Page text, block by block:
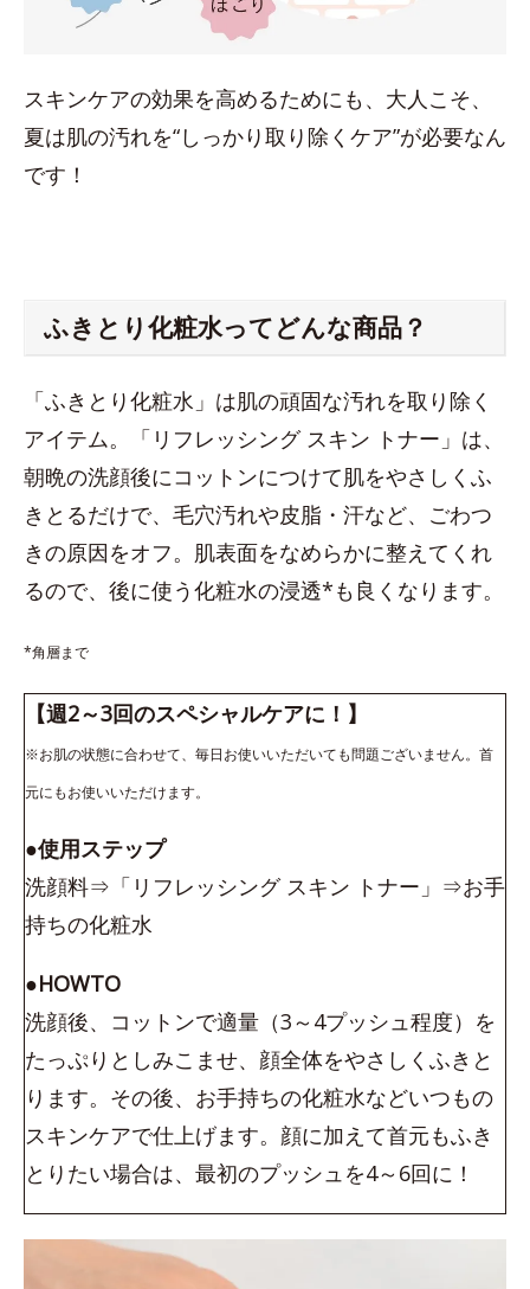
スキンケアの効果を高めるためにも、大人こそ、
夏は肌の汚れを“しっかり取り除くケア”が必要なん
です！
ふきとり化粧水ってどんな商品？
「ふきとり化粧水」は肌の頑固な汚れを取り除く
アイテム。「リフレッシング スキン トナー」は、
朝晩の洗顔後にコットンにつけて肌をやさしくふ
きとるだけで、毛穴汚れや皮脂・汗など、ごわつ
きの原因をオフ。肌表面をなめらかに整えてくれ
るので、後に使う化粧水の浸透*も良くなります。
*角層まで
【週2～3回のスペシャルケアに！】
※お肌の状態に合わせて、毎日お使いいただいても問題ございません。首
元にもお使いいただけます。
●使用ステップ
洗顔料⇒「リフレッシング スキン トナー」⇒お手
持ちの化粧水
●HOWTO
洗顔後、コットンで適量（3～4プッシュ程度）を
たっぷりとしみこませ、顔全体をやさしくふきと
ります。その後、お手持ちの化粧水などいつもの
スキンケアで仕上げます。顔に加えて首元もふき
とりたい場合は、最初のプッシュを4～6回に！